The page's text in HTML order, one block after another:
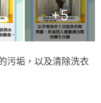
+5
污垢，以及清除洗衣